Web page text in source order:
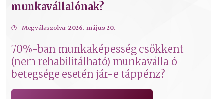
munkavállalónak?
Megválaszolva: 2026. május 20.
70%-ban munkaképesség csökkent
(nem rehabilitálható) munkavállaló
betegsége esetén jár-e táppénz?